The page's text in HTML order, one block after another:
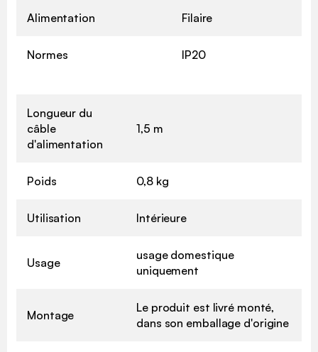
Alimentation Filaire
Normes IP20
Longueur du
câble
d'alimentation
1,5 m
Poids 0,8 kg
Utilisation Intérieure
Usage
usage domestique
uniquement
Montage
Le produit est livré monté,
dans son emballage d'origine